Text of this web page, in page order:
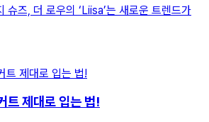
슈즈, 더 로우의 ‘Liisa’는 새로운 트렌드가
트 제대로 입는 법!